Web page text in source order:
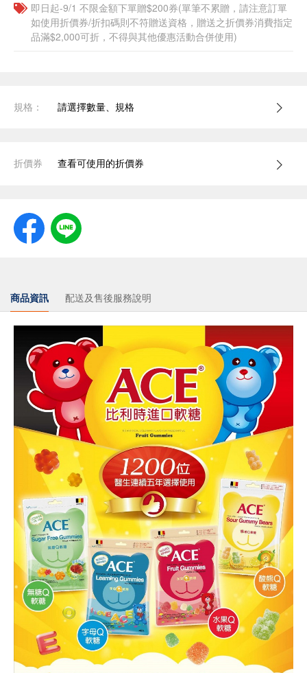
即日起-9/1 不限金額下單贈$200券(單筆不累贈，請注意訂單
如使用折價券/折扣碼則不符贈送資格，贈送之折價券消費指定
品滿$2,000可折，不得與其他優惠活動合併使用)
規格： 請選擇數量、規格
折價券 查看可使用的折價券
商品資訊 配送及售後服務說明